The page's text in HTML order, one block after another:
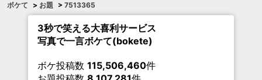
ボケて > お題 > 7513365
3秒で笑える大喜利サービス
写真で一言ボケて(bokete)
ボケ投稿数 115,506,460件